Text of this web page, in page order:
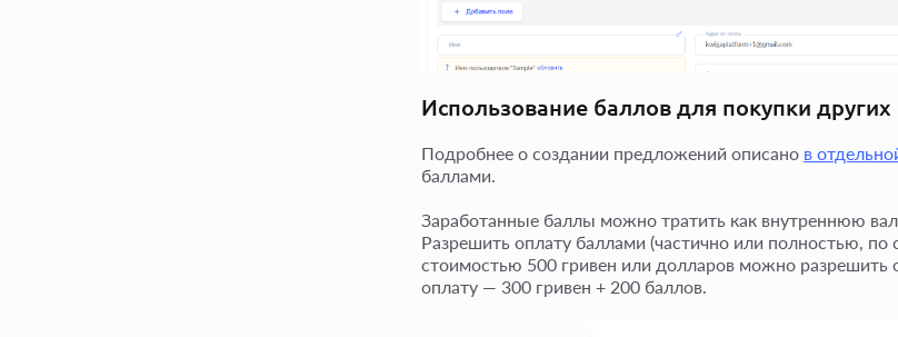
Использование баллов для покупки
Подробнее о создании предложений описано в
баллами.
Заработанные баллы можно тратить как внутреннюю
Разрешить оплату баллами (частично или полностью,
стоимостью 500 гривен или долларов можно разрешить
оплату — 300 гривен + 200 баллов.